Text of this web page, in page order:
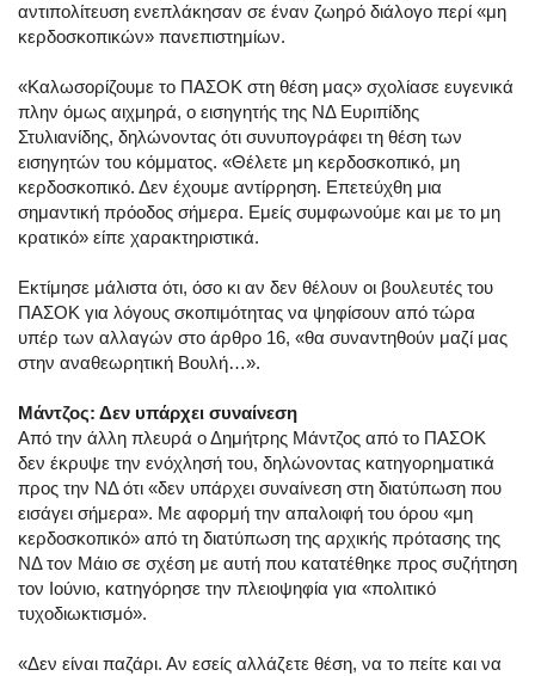
αντιπολίτευση ενεπλάκησαν σε έναν ζωηρό διάλογο περί «μη
κερδοσκοπικών» πανεπιστημίων.
«Καλωσορίζουμε το ΠΑΣΟΚ στη θέση μας» σχολίασε ευγενικά
πλην όμως αιχμηρά, ο εισηγητής της ΝΔ Ευριπίδης
Στυλιανίδης, δηλώνοντας ότι συνυπογράφει τη θέση των
εισηγητών του κόμματος. «Θέλετε μη κερδοσκοπικό, μη
κερδοσκοπικό. Δεν έχουμε αντίρρηση. Επετεύχθη μια
σημαντική πρόοδος σήμερα. Εμείς συμφωνούμε και με το μη
κρατικό» είπε χαρακτηριστικά.
Εκτίμησε μάλιστα ότι, όσο κι αν δεν θέλουν οι βουλευτές του
ΠΑΣΟΚ για λόγους σκοπιμότητας να ψηφίσουν από τώρα
υπέρ των αλλαγών στο άρθρο 16, «θα συναντηθούν μαζί μας
στην αναθεωρητική Βουλή…».
Μάντζος: Δεν υπάρχει συναίνεση
Από την άλλη πλευρά ο Δημήτρης Μάντζος από το ΠΑΣΟΚ
δεν έκρυψε την ενόχλησή του, δηλώνοντας κατηγορηματικά
προς την ΝΔ ότι «δεν υπάρχει συναίνεση στη διατύπωση που
εισάγει σήμερα». Με αφορμή την απαλοιφή του όρου «μη
κερδοσκοπικό» από τη διατύπωση της αρχικής πρότασης της
ΝΔ τον Μάιο σε σχέση με αυτή που κατατέθηκε προς συζήτηση
τον Ιούνιο, κατηγόρησε την πλειοψηφία για «πολιτικό
τυχοδιωκτισμό».
«Δεν είναι παζάρι. Αν εσείς αλλάζετε θέση, να το πείτε και να